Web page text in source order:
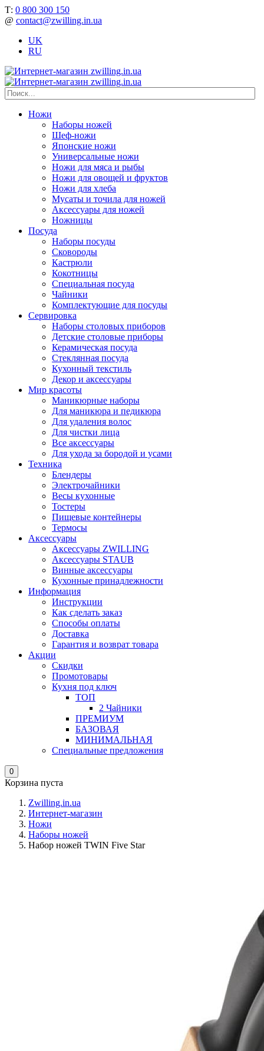
Т: 0 800 300 150
@ contact@zwilling.in.ua
UK
RU
Ножи
Наборы ножей
Шеф-ножи
Японские ножи
Универсальные ножи
Ножи для мяса и рыбы
Ножи для овощей и фруктов
Ножи для хлеба
Мусаты и точила для ножей
Аксессуары для ножей
Ножницы
Посуда
Наборы посуды
Сковороды
Кастрюли
Кокотницы
Специальная посуда
Чайники
Комплектующие для посуды
Сервировка
Наборы столовых приборов
Детские столовые приборы
Керамическая посуда
Стеклянная посуда
Кухонный текстиль
Декор и аксессуары
Мир красоты
Маникюрные наборы
Для маникюра и педикюра
Для удаления волос
Для чистки лица
Все аксессуары
Для ухода за бородой и усами
Техника
Блендеры
Электрочайники
Весы кухонные
Тостеры
Пищевые контейнеры
Термосы
Аксессуары
Аксессуары ZWILLING
Аксессуары STAUB
Винные аксессуары
Кухонные принадлежности
Информация
Инструкции
Как сделать заказ
Способы оплаты
Доставка
Гарантия и возврат товара
Акции
Скидки
Промотовары
Кухня под ключ
ТОП
2 Чайники
ПРЕМИУМ
БАЗОВАЯ
МИНИМАЛЬНАЯ
Специальные предложения
0
Корзина пуста
Zwilling.in.ua
Интернет-магазин
Ножи
Наборы ножей
Набор ножей TWIN Five Star